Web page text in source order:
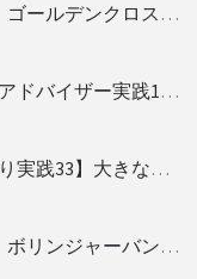
勝てるBO攻略【MACD実践15】ゴールデンクロスで勝つ
勝てるBO攻略【ストラテジーアドバイザー実践19】慌てず自動分析
勝てるBO攻略【トレンド順張り実践33】大きな変動にすべり込み
勝てるBO攻略【MACD実践14】ボリンジャーバンドとともに相場を読む